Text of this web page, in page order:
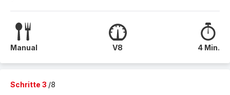
Manual V8 4 Min.
Schritte 3 /8